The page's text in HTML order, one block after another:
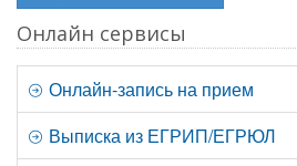
Онлайн сервисы
Онлайн-запись на прием
Выписка из ЕГРИП/ЕГРЮЛ